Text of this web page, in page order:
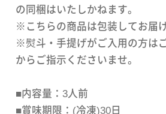
の同梱はいたしかねます。
※こちらの商品は包装してお届
※熨斗・手提げがご入用の方は
からご指示くださいませ。
■内容量：3人前
■賞味期限：(冷凍)30日